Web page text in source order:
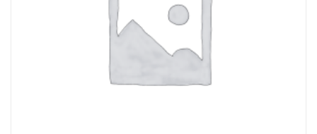
C55063
TUTTOCARTA
SRL